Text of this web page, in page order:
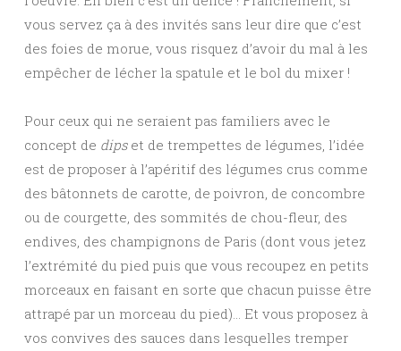
vous servez ça à des invités sans leur dire que c’est
des foies de morue, vous risquez d’avoir du mal à les
empêcher de lécher la spatule et le bol du mixer !
Pour ceux qui ne seraient pas familiers avec le
concept de dipset de trempettes de légumes, l’idée
est de proposer à l’apéritif des légumes crus comme
des bâtonnets de carotte, de poivron, de concombre
ou de courgette, des sommités de chou-fleur, des
endives, des champignons de Paris (dont vous jetez
l’extrémité du pied puis que vous recoupez en petits
morceaux en faisant en sorte que chacun puisse être
attrapé par un morceau du pied)… Et vous proposez à
vos convives des sauces dans lesquelles tremper